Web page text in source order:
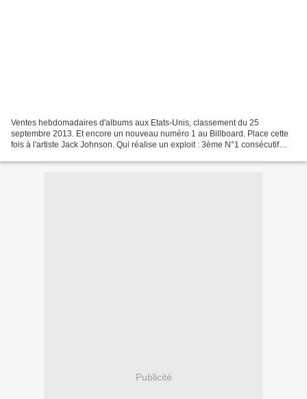
Ventes hebdomadaires d'albums aux Etats-Unis, classement du 25
septembre 2013. Et encore un nouveau numéro 1 au Billboard. Place cette
fois à l'artiste Jack Johnson. Qui réalise un exploit : 3ème N°1 consécutif
Publicité